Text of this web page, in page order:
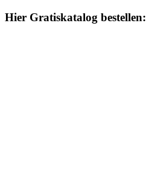
Hier Gratiskatalog bestellen: